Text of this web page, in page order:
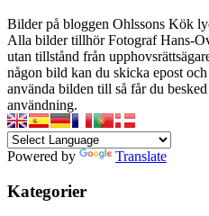
Bilder på bloggen Ohlssons Kök
Alla bilder tillhör Fotograf Hans-
utan tillstånd från
någon bild kan du skicka epost
använda bilden till så får du
användning.
Powered by Translate
Kategorier